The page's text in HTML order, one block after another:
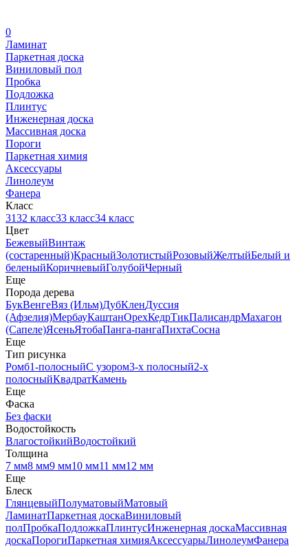
0
Ламинат
Паркетная доска
Виниловый пол
Пробка
Подложка
Плинтус
Инженерная доска
Массивная доска
Пороги
Паркетная химия
Аксессуары
Линолеум
Фанера
Класс
3132 класс33 класс34 класс
Цвет
БежевыйВинтаж
(состаренный)КрасныйЗолотистыйРозовыйЖелтыйБелый и
беленыйКоричневыйГолубойЧерный
Еще
Порода дерева
БукВенгеВяз (Ильм)ДубКленДуссия
(Афзелия)МербауКаштанОрехКедрТикПалисандрМахагон
(Сапеле)ЯсеньЯтобаПанга-пангаПихтаСосна
Еще
Тип рисунка
Ромб1-полосныйС узором3-х полосный2-х
полосныйКвадратКамень
Еще
Фаска
Без фаски
Водостойкость
ВлагостойкийВодостойкий
Толщина
7 мм8 мм9 мм10 мм11 мм12 мм
Еще
Блеск
ГлянцевыйПолуматовыйМатовый
ЛаминатПаркетная доскаВиниловый
полПробкаПодложкаПлинтусИнженерная доскаМассивная
доскаПорогиПаркетная химияАксессуарыЛинолеумФанера